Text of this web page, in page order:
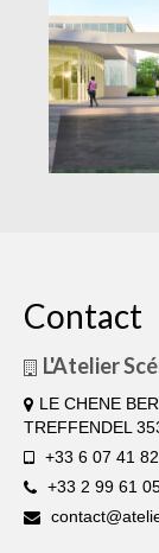
Contact
L'Atelier
LE CHENE
TREFFENDEL
+33 6 07 41
+33 2 99 61